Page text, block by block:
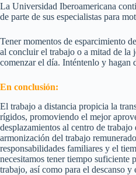
La Universidad Iberoamericana
de parte de sus especialistas para
Tener momentos de esparcimiento
al concluir el trabajo o a mitad de la
comenzar el día. Inténtenlo y hagan
En conclusión:
El trabajo a distancia propicia la
rígidos, promoviendo el mejor
desplazamientos al centro de
armonización del trabajo
responsabilidades familiares y el
necesitamos tener tiempo suficiente
trabajo, así como para el descanso y